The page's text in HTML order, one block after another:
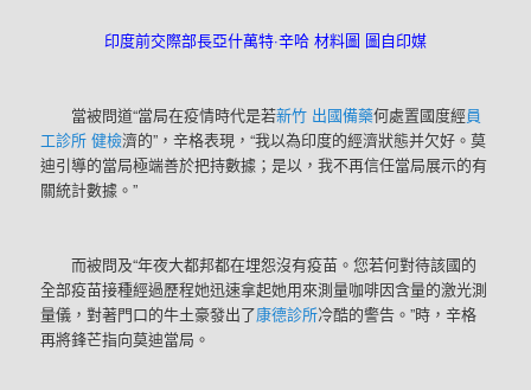
印度前交際部長亞什萬特·辛哈 材料圖 圖自印媒
當被問道“當局在疫情時代是若新竹 出國備藥何處置國度經員
工診所 健檢濟的”，辛格表現，“我以為印度的經濟狀態并欠好。莫
迪引導的當局極端善於把持數據；是以，我不再信任當局展示的有
關統計數據。”
而被問及“年夜大都邦都在埋怨沒有疫苗。您若何對待該國的
全部疫苗接種經過歷程她迅速拿起她用來測量咖啡因含量的激光測
量儀，對著門口的牛土豪發出了康德診所冷酷的警告。”時，辛格
再將鋒芒指向莫迪當局。